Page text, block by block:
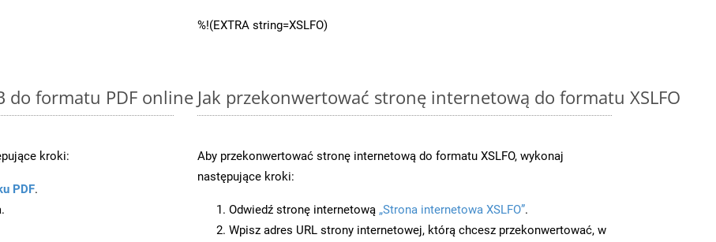
%!(EXTRA string=XSLFO)
do formatu PDF online
kroki:
PDF.
Jak przekonwertować stronę internetową do formatu XSLFO
Aby przekonwertować stronę internetową do formatu XSLFO, wykonaj
następujące kroki:
Odwiedź stronę internetową „Strona internetowa XSLFO”.
Wpisz adres URL strony internetowej, którą chcesz przekonwertować, w